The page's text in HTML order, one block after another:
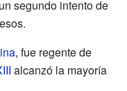
segundo intento de
, fue regente de
alcanzó la mayoría